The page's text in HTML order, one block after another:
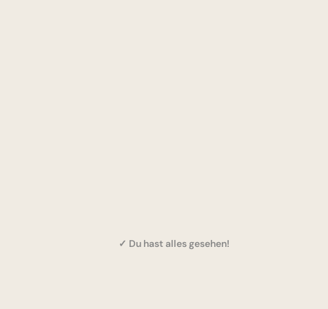
✓ Du hast alles gesehen!